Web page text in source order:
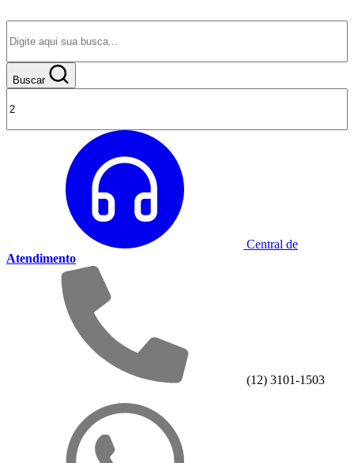
Buscar
Central de
Atendimento
(12) 3101-1503